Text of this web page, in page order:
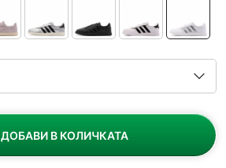
ДОБАВИ В КОЛИЧКАТА